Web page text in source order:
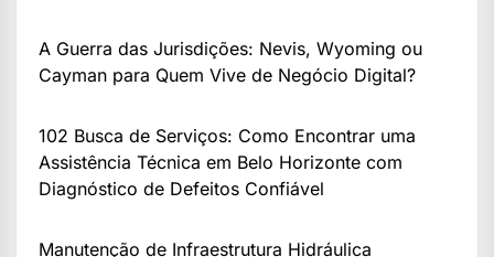
A Guerra das Jurisdições: Nevis, Wyoming ou
Cayman para Quem Vive de Negócio Digital?
102 Busca de Serviços: Como Encontrar uma
Assistência Técnica em Belo Horizonte com
Diagnóstico de Defeitos Confiável
Manutenção de Infraestrutura Hidráulica